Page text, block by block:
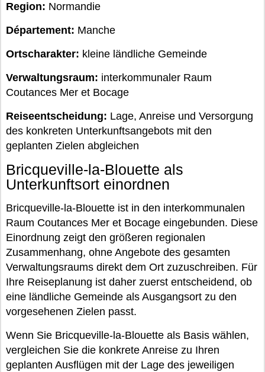
Region: Normandie
Département: Manche
Ortscharakter: kleine ländliche Gemeinde
Verwaltungsraum: interkommunaler Raum
Coutances Mer et Bocage
Reiseentscheidung: Lage, Anreise und Versorgung
des konkreten Unterkunftsangebots mit den
geplanten Zielen abgleichen
Bricqueville-la-Blouette als
Unterkunftsort einordnen
Bricqueville-la-Blouette ist in den interkommunalen
Raum Coutances Mer et Bocage eingebunden. Diese
Einordnung zeigt den größeren regionalen
Zusammenhang, ohne Angebote des gesamten
Verwaltungsraums direkt dem Ort zuzuschreiben. Für
Ihre Reiseplanung ist daher zuerst entscheidend, ob
eine ländliche Gemeinde als Ausgangsort zu den
vorgesehenen Zielen passt.
Wenn Sie Bricqueville-la-Blouette als Basis wählen,
vergleichen Sie die konkrete Anreise zu Ihren
geplanten Ausflügen mit der Lage des jeweiligen